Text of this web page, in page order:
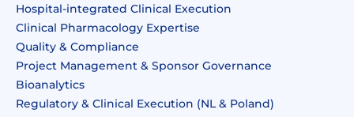
Hospital-integrated Clinical Execution
Clinical Pharmacology Expertise
Quality & Compliance
Project Management & Sponsor Governance
Bioanalytics
Regulatory & Clinical Execution (NL & Poland)